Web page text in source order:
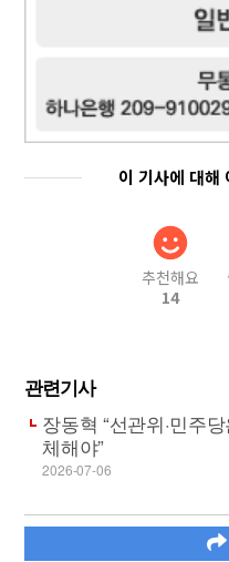
이 기사에 대해
추천해요
14
관련기사
장동혁 “선관위·민주
체해야”
2026-07-06